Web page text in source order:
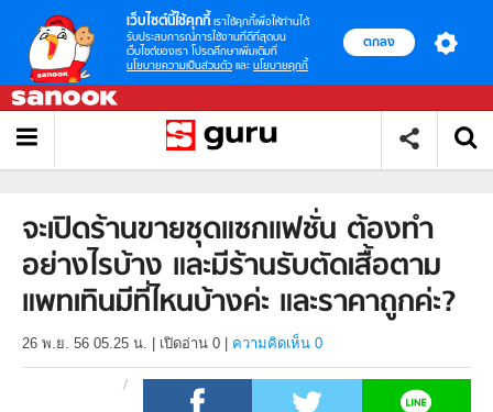
เว็บไซต์นี้ใช้คุกกี้ เราใช้คุกกี้เพื่อให้ท่านได้
รับประสบการณ์การใช้งานที่ดีที่สุดบน
เว็บไซต์ของเรา โปรดศึกษาเพิ่มเติมที่
นโยบายความเป็นส่วนตัว และ นโยบายคุกกี้
ตกลง
จะเปิดร้านขายชุดแซกแฟชั่น ต้องทำ
อย่างไรบ้าง และมีร้านรับตัดเสื้อตาม
แพทเทินมีที่ไหนบ้างค่ะ และราคาถูกค่ะ?
26 พ.ย. 56 05.25 น. เปิดอ่าน 0 ความคิดเห็น 0